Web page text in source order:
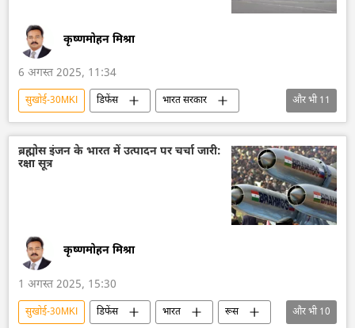
कृष्णमोहन मिश्रा
6 अगस्त 2025, 11:34
सुखोई-30MKI डिफेंस
भारत सरकार
भारत
रक्षा मंत्रालय (MoD)
भारत के रक्षा मंत्री
भारतीय सेना
भारतीय सशस्‍त्र सेनाएँ
और भी11
ब्रह्मोस इंजन के भारत में उत्पादन पर चर्चा जारी:
रक्षा सूत्र
कृष्णमोहन मिश्रा
1 अगस्त 2025, 15:30
सुखोई-30MKI डिफेंस भारत
रूस
और भी10